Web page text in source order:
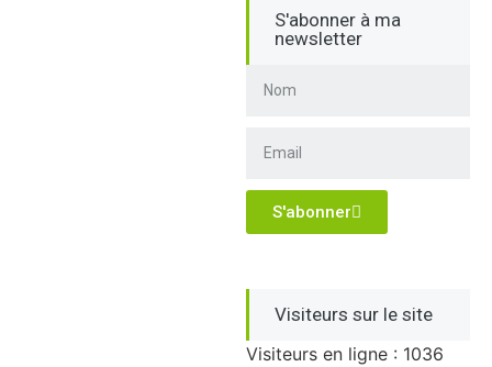
S'abonner à ma
newsletter
S'abonner
Visiteurs sur le site
Visiteurs en ligne : 1036